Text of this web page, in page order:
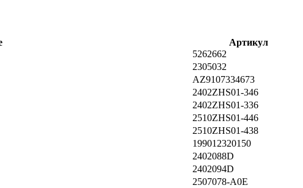
Артикул
5262662
2305032
AZ9107334673
2402ZHS01-346
2402ZHS01-336
2510ZHS01-446
2510ZHS01-438
199012320150
2402088D
2402094D
2507078-A0E